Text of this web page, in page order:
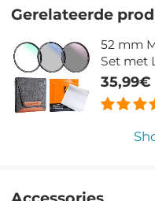
Gerelateerde
52 mm
Set met
Filterzak
35,99€